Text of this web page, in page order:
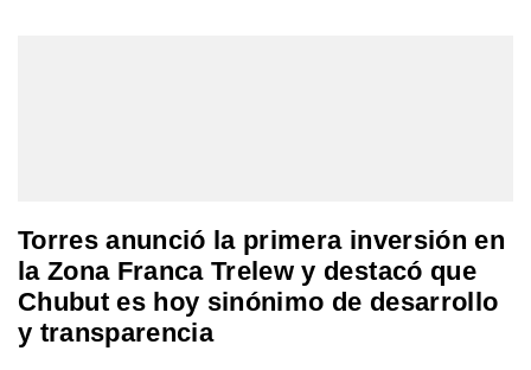
Torres anunció la primera inversión en
la Zona Franca Trelew y destacó que
Chubut es hoy sinónimo de desarrollo
y transparencia